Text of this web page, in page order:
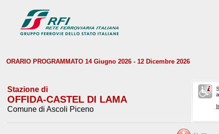
ORARIO PROGRAMMATO 14 Giugno 2026 - 12 Dicembre 2026
Stazione di
OFFIDA-CASTEL DI LAMA
Comune di Ascoli Piceno